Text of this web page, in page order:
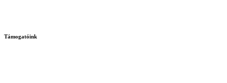
Támogatóink